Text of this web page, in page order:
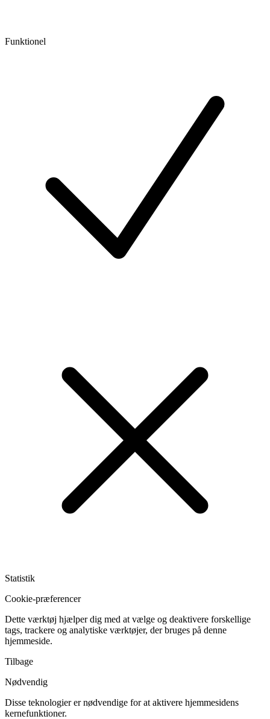
Funktionel
Statistik
Cookie-præferencer
Dette værktøj hjælper dig med at vælge og deaktivere forskellige
tags, trackere og analytiske værktøjer, der bruges på denne
hjemmeside.
Tilbage
Nødvendig
Disse teknologier er nødvendige for at aktivere hjemmesidens
kernefunktioner.